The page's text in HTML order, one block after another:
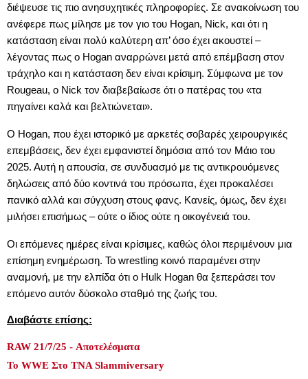
διέψευσε τις πιο ανησυχητικές πληροφορίες. Σε ανακοίνωση του
ανέφερε πως μίλησε με τον γιο του Hogan, Nick, και ότι η
κατάσταση είναι πολύ καλύτερη απ’ όσο έχει ακουστεί –
λέγοντας πως ο Hogan αναρρώνει μετά από επέμβαση στον
τράχηλο και η κατάσταση δεν είναι κρίσιμη. Σύμφωνα με τον
Rougeau, ο Nick τον διαβεβαίωσε ότι ο πατέρας του «τα
πηγαίνει καλά και βελτιώνεται».
Ο Hogan, που έχει ιστορικό με αρκετές σοβαρές χειρουργικές
επεμβάσεις, δεν έχει εμφανιστεί δημόσια από τον Μάιο του
2025. Αυτή η απουσία, σε συνδυασμό με τις αντικρουόμενες
δηλώσεις από δύο κοντινά του πρόσωπα, έχει προκαλέσει
πανικό αλλά και σύγχυση στους φανς. Κανείς, όμως, δεν έχει
μιλήσει επισήμως – ούτε ο ίδιος ούτε η οικογένειά του.
Οι επόμενες ημέρες είναι κρίσιμες, καθώς όλοι περιμένουν μια
επίσημη ενημέρωση. Το wrestling κοινό παραμένει στην
αναμονή, με την ελπίδα ότι ο Hulk Hogan θα ξεπεράσει τον
επόμενο αυτόν δύσκολο σταθμό της ζωής του.
Διαβάστε επίσης:
RAW 21/7/25 - Αποτελέσματα
Το WWE Στο TNA Slammiversary